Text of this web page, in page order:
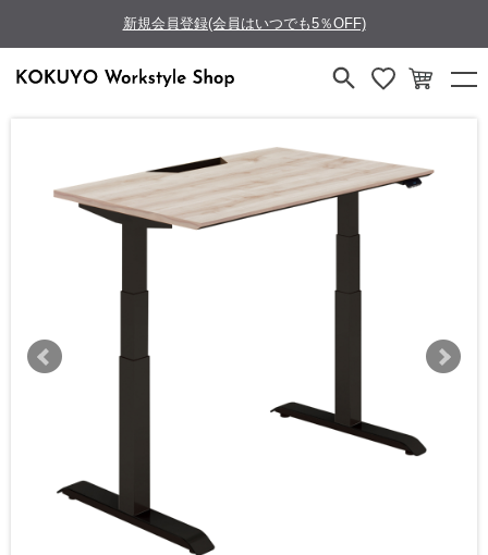
新規会員登録(会員はいつでも5％OFF)